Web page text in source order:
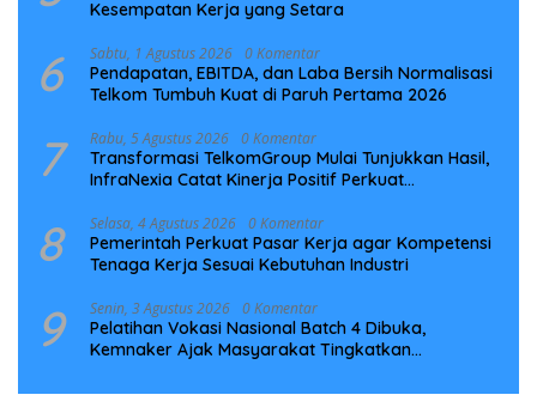
Kesempatan Kerja yang Setara
6 Sabtu, 1 Agustus 2026 0 Komentar
Pendapatan, EBITDA, dan Laba Bersih Normalisasi
Telkom Tumbuh Kuat di Paruh Pertama 2026
7 Rabu, 5 Agustus 2026 0 Komentar
Transformasi TelkomGroup Mulai Tunjukkan Hasil,
InfraNexia Catat Kinerja Positif Perkuat
8 Selasa, 4 Agustus 2026 0 Komentar
Pemerintah Perkuat Pasar Kerja agar Kompetensi
Tenaga Kerja Sesuai Kebutuhan Industri
9 Senin, 3 Agustus 2026 0 Komentar
Pelatihan Vokasi Nasional Batch 4 Dibuka,
Kemnaker Ajak Masyarakat Tingkatkan